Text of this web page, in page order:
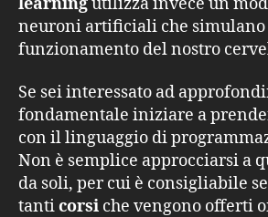
neuroni artificiali che
funzionamento del nostro
Se sei interessato ad
fondamentale iniziare a
con il linguaggio di
Non è semplice approcciarsi a
da soli, per cui è consigliabile
tanticorsi che vengono offerti